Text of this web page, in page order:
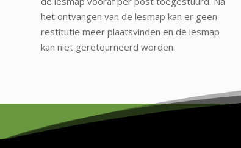
het ontvangen van de lesmap kan er geen
restitutie meer plaatsvinden en de lesmap
kan niet geretourneerd worden.